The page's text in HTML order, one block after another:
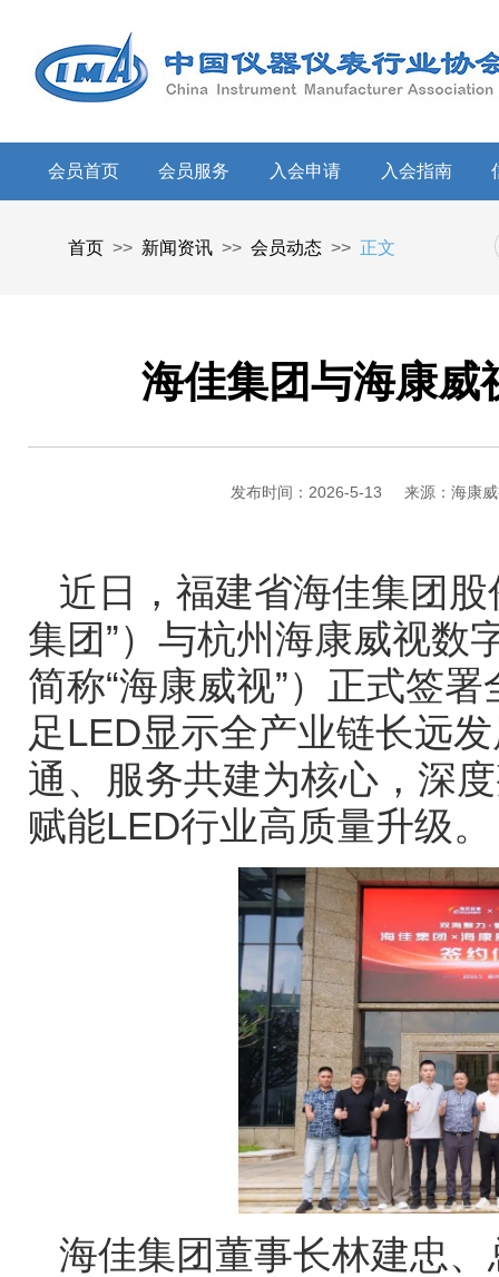
会员首页 会员服务 入会申请 入会指南
首页 >> 新闻资讯 >> 会员动态 >> 正文
海佳集团与海康威
发布时间：2026-5-13 来源：海康
近日，福建省海佳集团
集团”）与杭州海康威视数
简称“海康威视”）正式签
足LED显示全产业链长远
通、服务共建为核心，深
赋能LED行业高质量升级。
海佳集团董事长林建忠